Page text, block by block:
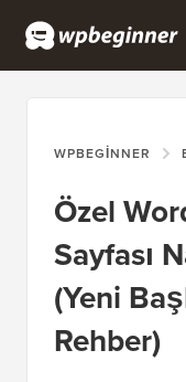
WPBEGINNER
Özel
Sayfası
(Yeni
Rehber)